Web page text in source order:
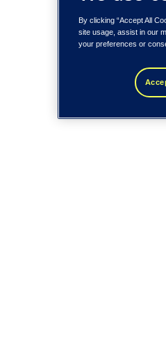
By clicking “Accept All
site usage, assist in our
your preferences or